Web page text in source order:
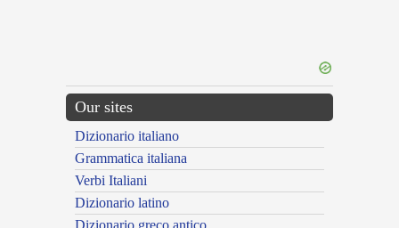
Our sites
Dizionario italiano
Grammatica italiana
Verbi Italiani
Dizionario latino
Dizionario greco antico